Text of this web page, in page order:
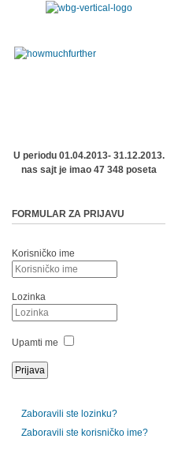
U periodu 01.04.2013- 31.12.2013.
nas sajt je imao 47 348 poseta
FORMULAR ZA PRIJAVU
Korisničko ime
Lozinka
Upamti me
Zaboravili ste lozinku?
Zaboravili ste korisničko ime?